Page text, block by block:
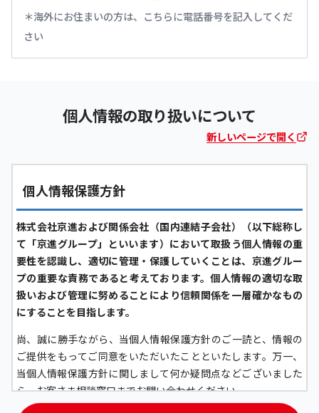
海外にお住まいの方は、こちらに電話番号を記入してくだ
さい
個人情報の取り扱いについて
新しいページで開く
個人情報保護方針
株式会社京進および関係会社（国内連結子会社）（以下総称し
て「京進グループ」といいます）において取扱う個人情報の重
要性を認識し、適切に管理・保護していくことは、京進グルー
プの重要な責務であると考えております。個人情報の適切な取
扱いおよび管理に努めることにより信頼関係を一層確かなもの
にすることを目指します。
尚、誠に勝手ながら、当個人情報保護方針のご一読と、情報の
ご提供をもってご同意をいただいたことといたします。万一、
当個人情報保護方針に関しまして何か疑問点などございました
ら、お客さま相談窓口までお問い合わせください。